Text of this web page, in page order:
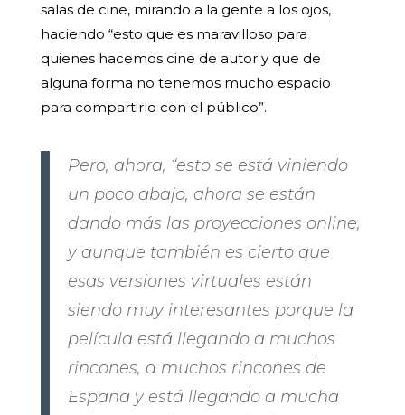
salas de cine, mirando a la gente a los ojos,
haciendo “esto que es maravilloso para
quienes hacemos cine de autor y que de
alguna forma no tenemos mucho espacio
para compartirlo con el público”.
Pero, ahora, “esto se está viniendo
un poco abajo, ahora se están
dando más las proyecciones online,
y aunque también es cierto que
esas versiones virtuales están
siendo muy interesantes porque la
película está llegando a muchos
rincones, a muchos rincones de
España y está llegando a mucha